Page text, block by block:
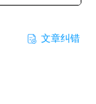
文章纠错